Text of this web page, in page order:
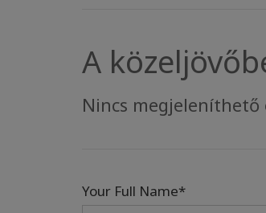
A
Nincs megjeleníthető
Your Full Name*